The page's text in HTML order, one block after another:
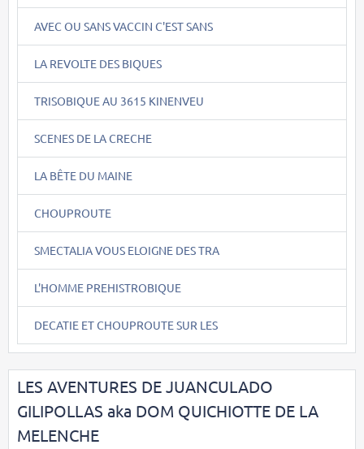
AVEC OU SANS VACCIN C'EST SANS
LA REVOLTE DES BIQUES
TRISOBIQUE AU 3615 KINENVEU
SCENES DE LA CRECHE
LA BÊTE DU MAINE
CHOUPROUTE
SMECTALIA VOUS ELOIGNE DES TRA
L'HOMME PREHISTROBIQUE
DECATIE ET CHOUPROUTE SUR LES
LES AVENTURES DE JUANCULADO
GILIPOLLAS aka DOM QUICHIOTTE DE LA
MELENCHE